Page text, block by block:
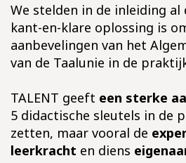
We stelden in de inleiding al
kant-en-klare oplossing is
aanbevelingen van het
van de Taalunie in de
TALENT geeft een sterke
5 didactische sleutels in de
zetten, maar vooral de
leerkracht en diens